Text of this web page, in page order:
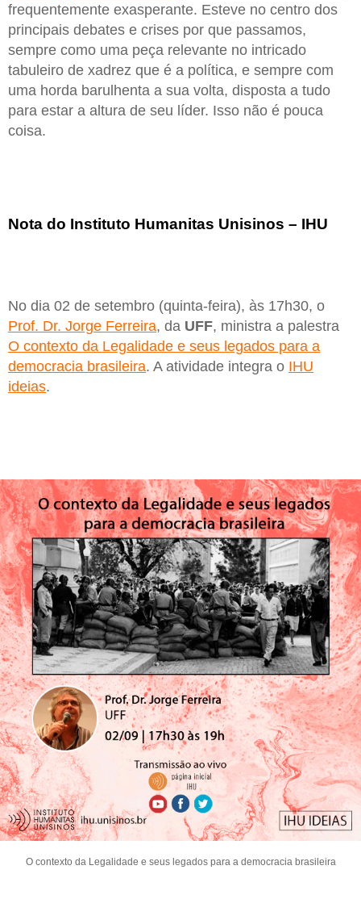
frequentemente exasperante. Esteve no centro dos
principais debates e crises por que passamos,
sempre como uma peça relevante no intricado
tabuleiro de xadrez que é a política, e sempre com
uma horda barulhenta a sua volta, disposta a tudo
para estar a altura de seu líder. Isso não é pouca
coisa.
Nota do Instituto Humanitas Unisinos – IHU
No dia 02 de setembro (quinta-feira), às 17h30, o
Prof. Dr. Jorge Ferreira, da UFF, ministra a palestra
O contexto da Legalidade e seus legados para a
democracia brasileira. A atividade integra o IHU
ideias.
O contexto da Legalidade e seus legados para a democracia brasileira